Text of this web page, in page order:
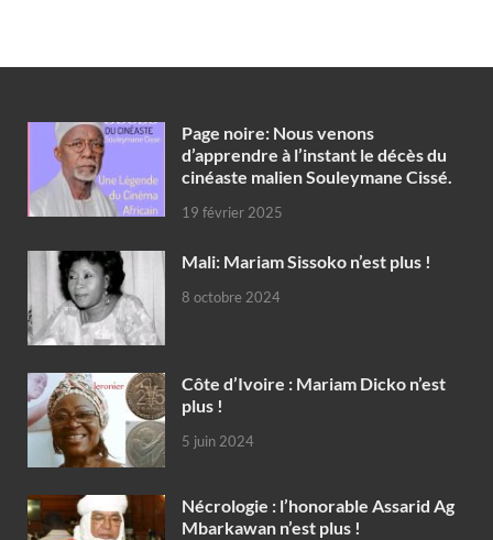
Page noire: Nous venons
d’apprendre à l’instant le décès du
cinéaste malien Souleymane Cissé.
19 février 2025
Mali: Mariam Sissoko n’est plus !
8 octobre 2024
Côte d’Ivoire : Mariam Dicko n’est
plus !
5 juin 2024
Nécrologie : l’honorable Assarid Ag
Mbarkawan n’est plus !